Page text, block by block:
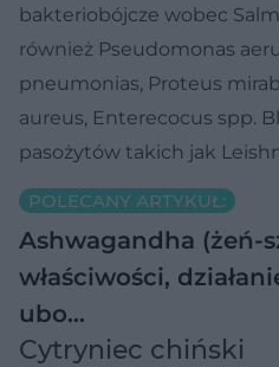
bakteriobójcze wobec
również Pseudomonas
pneumonias, Proteus
aureus, Enterecocus spp.
pasożytów takich jak
POLECANY ARTYKUŁ:
Ashwagandha (żeń-
właściwości,
ubo…
Cytryniec chiński